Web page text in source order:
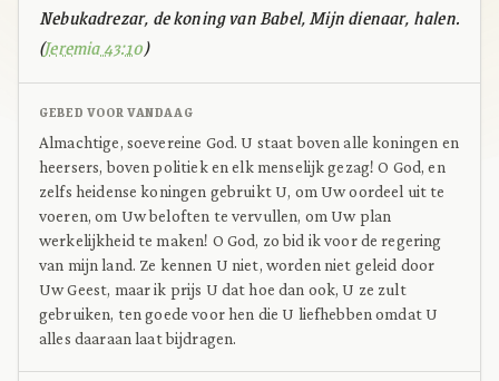
Nebukadrezar, de koning van Babel, Mijn dienaar, halen.
(Jeremia 43:10)
GEBED VOOR VANDAAG
Almachtige, soevereine God. U staat boven alle koningen en
heersers, boven politiek en elk menselijk gezag! O God, en
zelfs heidense koningen gebruikt U, om Uw oordeel uit te
voeren, om Uw beloften te vervullen, om Uw plan
werkelijkheid te maken! O God, zo bid ik voor de regering
van mijn land. Ze kennen U niet, worden niet geleid door
Uw Geest, maar ik prijs U dat hoe dan ook, U ze zult
gebruiken, ten goede voor hen die U liefhebben omdat U
alles daaraan laat bijdragen.